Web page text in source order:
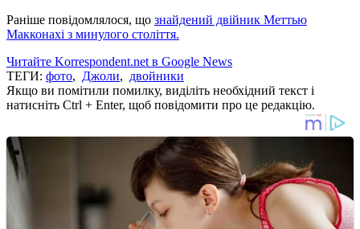
Раніше повідомлялося, що знайдений двійник Меттью
Макконахі з минулого століття.
Читайте Korrespondent.net в Google News
ТЕГИ: фото, Джоли, двойники
Якщо ви помітили помилку, виділіть необхідний текст і
натисніть Ctrl + Enter, щоб повідомити про це редакцію.